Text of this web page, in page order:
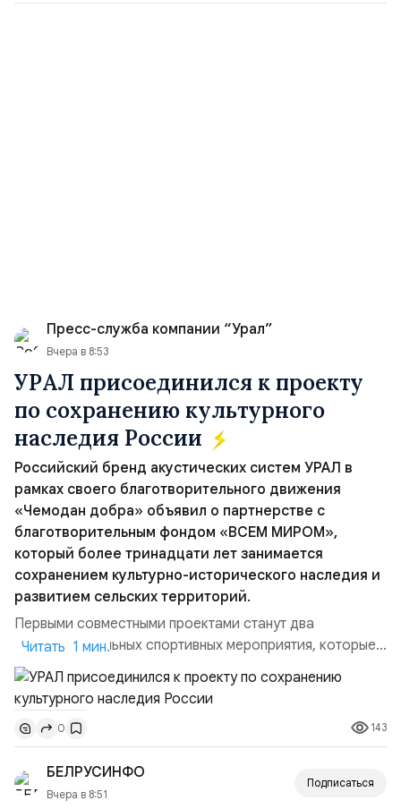
Пресс-служба компании “Урал”
Вчера в 8:53
УРАЛ присоединился к проекту
по сохранению культурного
наследия России
Российский бренд акустических систем УРАЛ в
рамках своего благотворительного движения
«Чемодан добра» объявил о партнерстве с
благотворительным фондом «ВСЕМ МИРОМ»,
который более тринадцати лет занимается
сохранением культурно-исторического наследия и
развитием сельских территорий.
Первыми совместными проектами станут два
благотворительных спортивных мероприятия, которые
пройдут в августе в Ивановской области и объединят
жителей региона, волонтеров и участников со всей
страны. Для УРАЛ это продолжение философии
бренда, основанной на развитии российского
производства и продвижении русского звука.
Компания убеждена, что уважение к с...
Читать 1 мин.
0 143
БЕЛРУСИНФО
Вчера в 8:51
Подписаться